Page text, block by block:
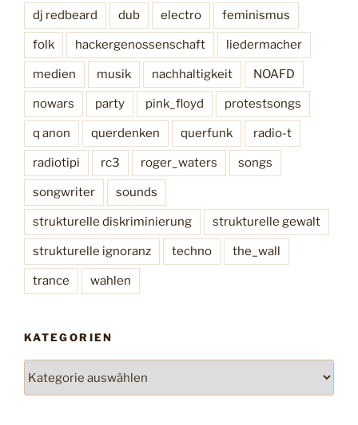
dj redbeard dub electro feminismus
folk hackergenossenschaft liedermacher
medien musik nachhaltigkeit NOAFD
nowars party pink_floyd protestsongs
q anon querdenken querfunk radio-t
radiotipi rc3 roger_waters songs
songwriter sounds
strukturelle diskriminierung strukturelle gewalt
strukturelle ignoranz techno the_wall
trance wahlen
KATEGORIEN